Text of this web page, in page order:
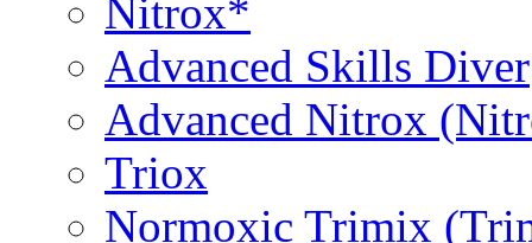
Nitrox*
Advanced Skills Diver
Advanced Nitrox
Triox
Normoxic Trimix